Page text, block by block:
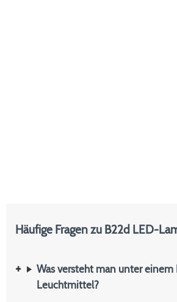
Häufige Fragen zu B22d LED-
Was versteht man unter einem
Leuchtmittel?